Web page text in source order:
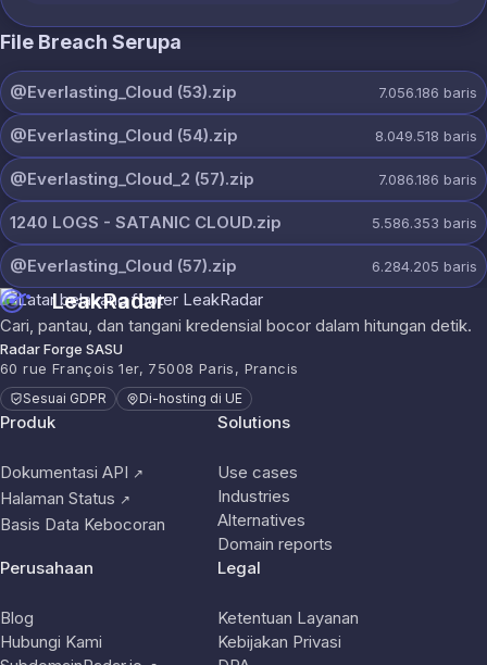
File Breach Serupa
@Everlasting_Cloud (53).zip 7.056.186 baris
@Everlasting_Cloud (54).zip 8.049.518 baris
@Everlasting_Cloud_2 (57).zip 7.086.186 baris
1240 LOGS - SATANIC CLOUD.zip 5.586.353 baris
@Everlasting_Cloud (57).zip 6.284.205 baris
LeakRadar
Cari, pantau, dan tangani kredensial bocor dalam hitungan detik.
Radar Forge SASU
60 rue François 1er, 75008 Paris, Prancis
Sesuai GDPR Di-hosting di UE
Produk
Dokumentasi API ↗
Halaman Status ↗
Basis Data Kebocoran
Solutions
Use cases
Industries
Alternatives
Domain reports
Perusahaan
Blog
Hubungi Kami
Legal
Ketentuan Layanan
Kebijakan Privasi